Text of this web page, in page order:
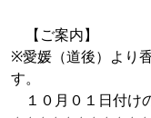
【ご案内】
※愛媛（道後）より
す。
１０月０１日付け